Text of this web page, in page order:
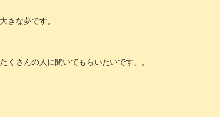
大きな夢です。
たくさんの人に聞いてもらいたいです。。